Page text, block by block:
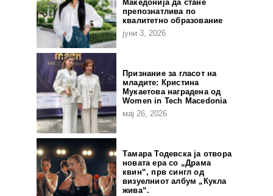
Македонија да стане
препознатлива по
квалитетно образование
јуни 3, 2026
Признание за гласот на
младите: Кристина
Мукаетова наградена од
Women in Tech Macedonia
мај 26, 2026
Тамара Тодевска ја отвора
новата ера со „Драма
квин“, прв сингл од
визуелниот албум „Кукла
жива“.